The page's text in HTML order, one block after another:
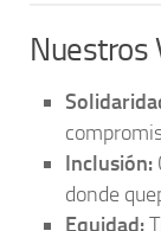
Nuestros
Inclusión:
donde
Equidad: